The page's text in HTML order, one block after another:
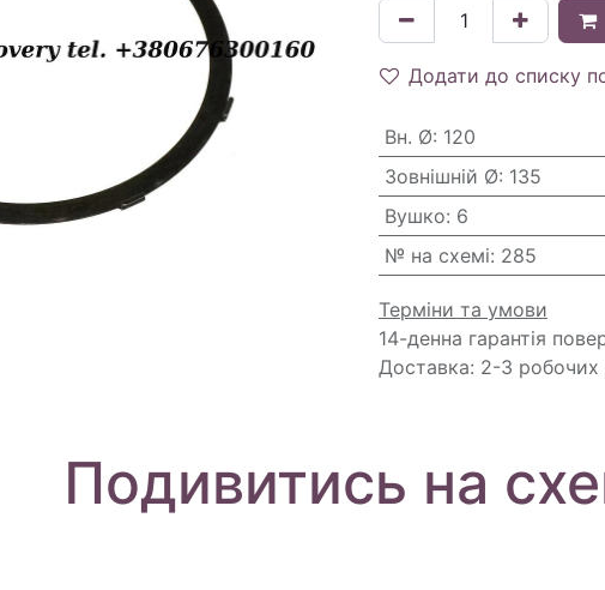
Додати до списку
Вн. Ø: 120
Зовнішній Ø: 135
Вушко: 6
№ на схемі: 285
Терміни та умови
14-денна гарантія
Доставка: 2-3 робочих
Подивитись на